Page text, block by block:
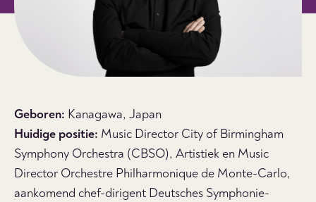
Geboren: Kanagawa, Japan
Huidige positie: Music Director City of Birmingham
Symphony Orchestra (CBSO), Artistiek en Music
Director Orchestre Philharmonique de Monte-Carlo,
aankomend chef-dirigent Deutsches Symphonie-